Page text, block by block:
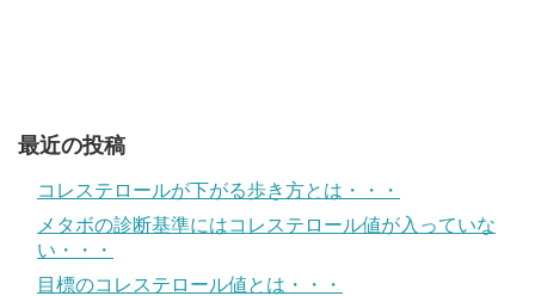
最近の投稿
コレステロールが下がる歩き方とは・・・
メタボの診断基準にはコレステロール値が入っていな
い・・・
目標のコレステロール値とは・・・